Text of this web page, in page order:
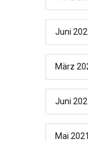
Juni
März
Juni
Mai 2021